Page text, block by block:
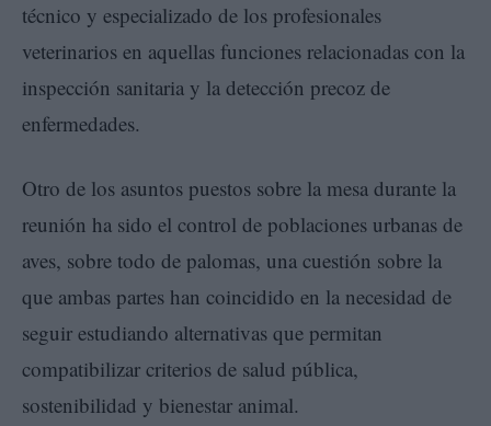
técnico y especializado de los profesionales
veterinarios en aquellas funciones relacionadas con la
inspección sanitaria y la detección precoz de
enfermedades.
Otro de los asuntos puestos sobre la mesa durante la
reunión ha sido el control de poblaciones urbanas de
aves, sobre todo de palomas, una cuestión sobre la
que ambas partes han coincidido en la necesidad de
seguir estudiando alternativas que permitan
compatibilizar criterios de salud pública,
sostenibilidad y bienestar animal.